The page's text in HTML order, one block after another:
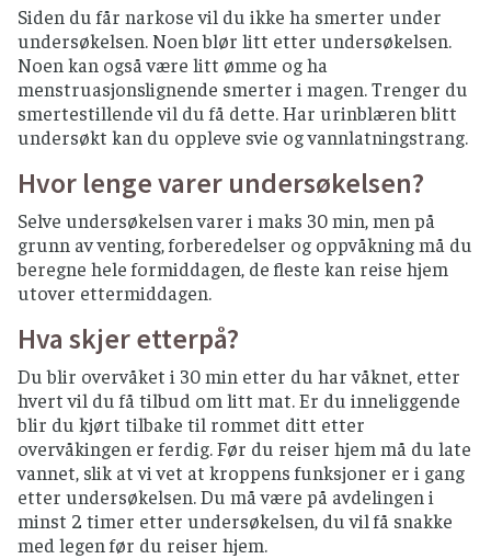
Siden du får narkose vil du ikke ha smerter under
undersøkelsen. Noen blør litt etter undersøkelsen.
Noen kan også være litt ømme og ha
menstruasjonslignende smerter i magen. Trenger du
smertestillende vil du få dette. Har urinblæren blitt
undersøkt kan du oppleve svie og vannlatningstrang.
Hvor lenge varer undersøkelsen?
Selve undersøkelsen varer i maks 30 min, men på
grunn av venting, forberedelser og oppvåkning må du
beregne hele formiddagen, de fleste kan reise hjem
utover ettermiddagen.
Hva skjer etterpå?
Du blir overvåket i 30 min etter du har våknet, etter
hvert vil du få tilbud om litt mat. Er du inneliggende
blir du kjørt tilbake til rommet ditt etter
overvåkingen er ferdig. Før du reiser hjem må du late
vannet, slik at vi vet at kroppens funksjoner er i gang
etter undersøkelsen. Du må være på avdelingen i
minst 2 timer etter undersøkelsen, du vil få snakke
med legen før du reiser hjem.